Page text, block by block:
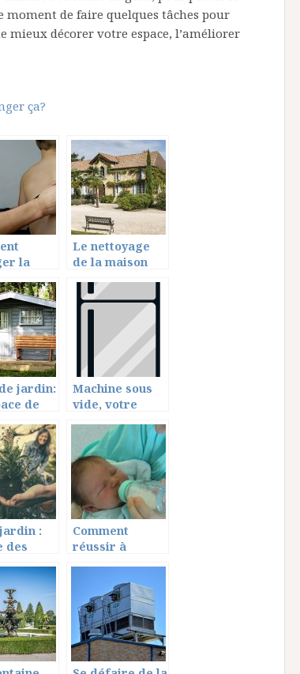
moment de faire quelques tâches pour
mieux décorer votre espace, l’améliorer
ça?
la
?
Le nettoyage
de la maison
jardin:
de
Machine sous
vide, votre
une cuisine plus
saine
:
des
Comment
réussir à
biberon à
point?